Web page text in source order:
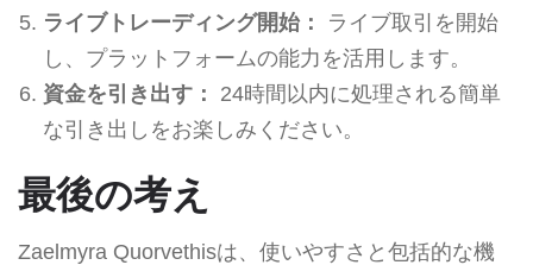
ライブトレーディング開始：
ライブ取引を開始
し、プラットフォームの能力を活用します。
資金を引き出す：
24時間以内に処理される簡単
な引き出しをお楽しみください。
最後の考え
Zaelmyra Quorvethisは、使いやすさと包括的な機